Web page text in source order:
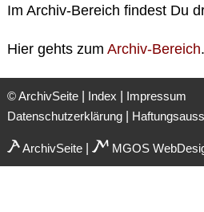
Im Archiv-Bereich findest Du
Hier gehts zum Archiv-Bereich
© ArchivSeite| Index |
Impressum
Datenschutzerklärung|
ArchivSeite| MGOS